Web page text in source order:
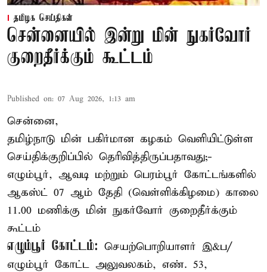
தமிழக செய்திகள்
சென்னையில் இன்று மின் நுகர்வோர்
குறைதீர்க்கும் கூட்டம்
Published on: 07 Aug 2026, 1:13 am
சென்னை,
தமிழ்நாடு மின் பகிர்மான கழகம் வெளியிட்டுள்ள
செய்திக்குறிப்பில் தெரிவித்திருப்பதாவது;-
எழும்பூர், ஆவடி மற்றும் பெரம்பூர் கோட்டங்களில்
ஆகஸ்ட் 07 ஆம் தேதி (வெள்ளிக்கிழமை) காலை
11.00 மணிக்கு மின் நுகர்வோர் குறைதீர்க்கும்
கூட்டம்
எழும்பூர் கோட்டம்: செயற்பொறியாளர் இ&ப/
எழும்பூர் கோட்ட அலுவலகம், எண். 53,